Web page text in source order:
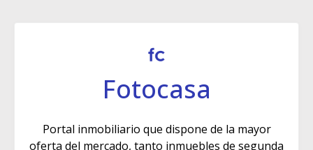
Fotocasa
Portal inmobiliario que dispone de la mayor
oferta del mercado, tanto inmuebles de segunda